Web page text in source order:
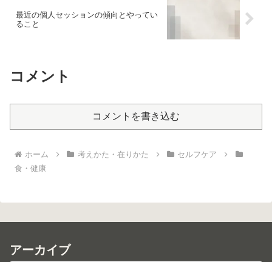
最近の個人セッションの傾向とやってい
ること
コメント
コメントを書き込む
ホーム 考えかた・在りかた
セルフケア
食・健康
アーカイブ